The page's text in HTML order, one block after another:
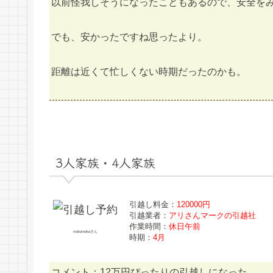
以前怪我しそうになったこともあるので、安全を
でも、安かったですね思ったより。
距離は近くて忙しくない時期だったのかも。
3人家族・4人家族
mokomokoさん
引越し料金： 120000円
引越業者： アリさんマークの引越社
作業時間： 休日午前
時期： 4月